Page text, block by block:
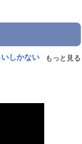
しかない もっと見る